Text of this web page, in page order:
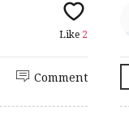
Like 2
Comment